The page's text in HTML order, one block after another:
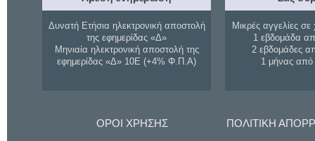
Δυνατή Ετήσια ηλεκτρονική αποστολή
της εφημερίδας «Δ»
Μηνιαία ηλεκτρονική αποστολή της
εφημερίδας «Δ» 10Ε (+4% Φ.Π.Α)
Μικρές αγγελίες σε
1 εβδομάδα
2 εβδομάδες
1 μήνας
ΟΡΟΙ ΧΡΗΣΗΣ ΠΟΛΙΤΙΚΗ